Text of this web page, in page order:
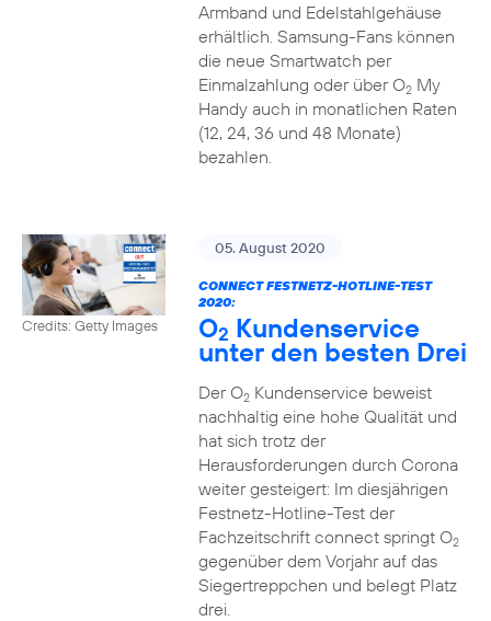
Armband und Edelstahlgehäuse
erhältlich. Samsung-Fans können
die neue Smartwatch per
Einmalzahlung oder über O2My
Handy auch in monatlichen Raten
(12, 24, 36 und 48 Monate)
bezahlen.
Credits: Getty Images
05. August 2020
CONNECT FESTNETZ-HOTLINE-TEST
2020:
O2 Kundenservice
unter den besten Drei
Der O2Kundenservice beweist
nachhaltig eine hohe Qualität und
hat sich trotz der
Herausforderungen durch Corona
weiter gesteigert: Im diesjährigen
Festnetz-Hotline-Test der
Fachzeitschrift connect springt O2
gegenüber dem Vorjahr auf das
Siegertreppchen und belegt Platz
drei.